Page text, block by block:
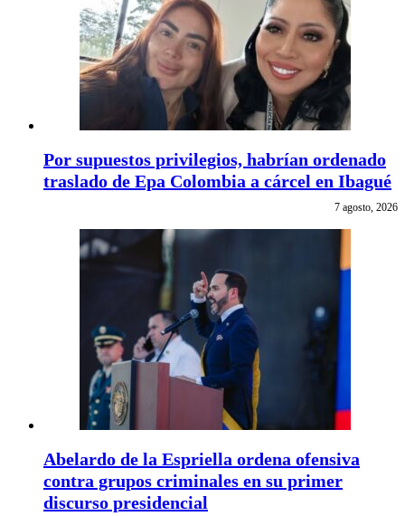
Por supuestos privilegios, habrían ordenado
traslado de Epa Colombia a cárcel en Ibagué
7 agosto, 2026
Abelardo de la Espriella ordena ofensiva
contra grupos criminales en su primer
discurso presidencial